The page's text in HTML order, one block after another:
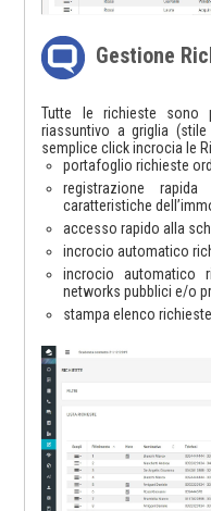
Gestione
Tutte le richieste sono
riassuntivo a griglia
semplice click incrocia le
portafoglio richieste
registrazione
caratteristiche
accesso rapido alla
incrocio automatico
incrocio automatico
networks pubblici e/o
stampa elenco richieste